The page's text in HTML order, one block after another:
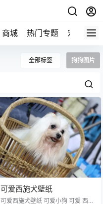
商城 热门专题 宠物企业
全部标签 狗狗图片
可爱西施犬壁纸
可爱西施犬壁纸 可爱小狗 可爱 西施